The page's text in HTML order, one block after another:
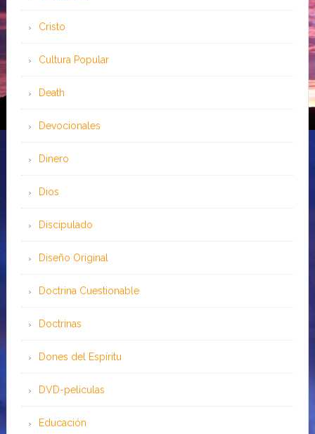
Cristo
Cultura Popular
Death
Devocionales
Dinero
Dios
Discipulado
Diseño Original
Doctrina Cuestionable
Doctrinas
Dones del Espíritu
DVD-peliculas
Educación